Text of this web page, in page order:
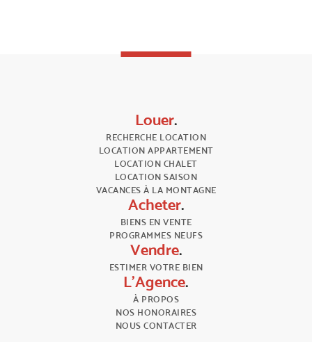
Louer.
RECHERCHE LOCATION
LOCATION APPARTEMENT
LOCATION CHALET
LOCATION SAISON
VACANCES À LA MONTAGNE
Acheter.
BIENS EN VENTE
PROGRAMMES NEUFS
Vendre.
ESTIMER VOTRE BIEN
L'Agence.
À PROPOS
NOS HONORAIRES
NOUS CONTACTER